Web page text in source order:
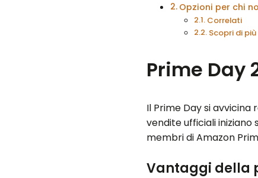
Opzioni per chi
Correlati
Scopri di
Prime Day
Il Prime Day si
vendite ufficiali iniziano
membri di Amazon
Vantaggi della